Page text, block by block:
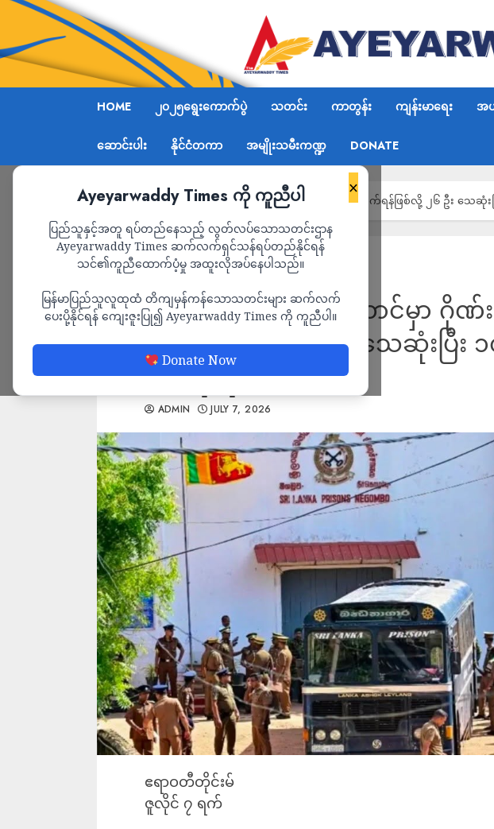
HOME ၂၀၂၅ရွေးကောက်ပွဲ သတင်း ကာတွန်း ကျန်းမာရေး အ
ဆောင်းပါး နိုင်ငံတကာ အမျိုးသမီးကဏ္ဍ DONATE
×
Ayeyarwaddy Times ကို ကူညီပါ
ပြည်သူနှင့်အတူ ရပ်တည်နေသည့် လွတ်လပ်သောသတင်းဌာန
Ayeyarwaddy Times ဆက်လက်ရှင်သန်ရပ်တည်နိုင်ရန်
သင်၏ကူညီထောက်ပံ့မှု အထူးလိုအပ်နေပါသည်။
မြန်မာပြည်သူလူထုထံ တိကျမှန်ကန်သောသတင်းများ ဆက်လက်
ပေးပို့နိုင်ရန် ကျေးဇူးပြု၍ Ayeyarwaddy Times ကို ကူညီပါ။
Donate Now
Home သီရိလင်္ကာအကျဉ်းထောင်မှာ ဂိုဏ်းအချင်းချင်း ခိုက်ရန်ဖြစ်လို့ ၂၆ ဦး သေဆုံး
နိုင်ငံတကာ သတင်း
သီရိလင်္ကာအကျဉ်းထောင်မှာ ဂိုဏ်းအ
ခိုက်ရန်ဖြစ်လို့ ၂၆ ဦး သေဆုံးပြီး ၁
ဒဏ်ရာရ
ADMIN JULY 7, 2026
ဧရာဝတီတိုင်းမ်
ဇူလိုင် ၇ ရက်